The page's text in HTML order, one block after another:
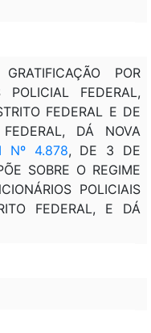
POR
POLICIAL FEDERAL,
FEDERAL E DE
DÁ NOVA
Nº 4.878, DE 3 DE
SOBRE O REGIME
POLICIAIS
FEDERAL, E DÁ